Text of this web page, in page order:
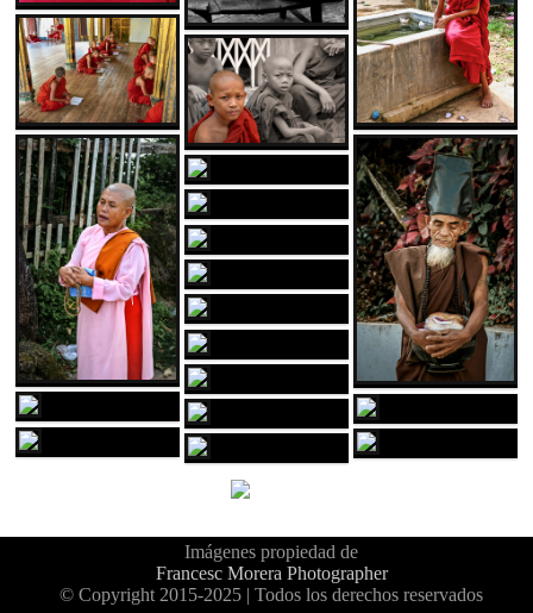
Imágenes propiedad de
Francesc Morera Photographer
© Copyright 2015-2025 | Todos los derechos reservados